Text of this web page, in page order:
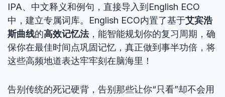
IPA、中文释义和例句，直接导入到English ECO
中，建立专属词库。English ECO内置了基于艾宾浩
斯曲线的高效记忆法，能智能规划你的复习周期，确
保你在最佳时间点巩固记忆，真正做到事半功倍，将
这些高频地道表达牢牢刻在脑海里！
告别传统的死记硬背，告别那些让你“只看”却不会用